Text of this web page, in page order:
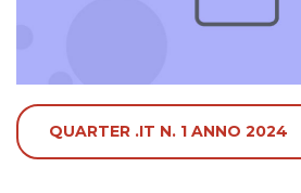
QUARTER .IT N. 1 ANNO 2024